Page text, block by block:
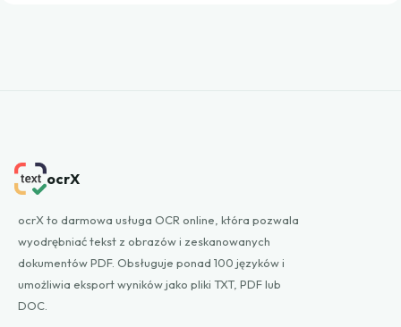
ocrX
ocrX to darmowa usługa OCR online, która pozwala
wyodrębniać tekst z obrazów i zeskanowanych
dokumentów PDF. Obsługuje ponad 100 języków i
umożliwia eksport wyników jako pliki TXT, PDF lub
DOC.